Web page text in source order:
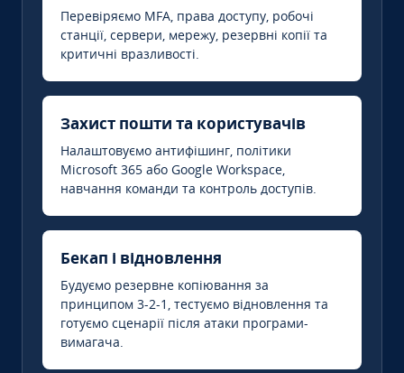
Перевіряємо MFA, права доступу, робочі
станції, сервери, мережу, резервні копії та
критичні вразливості.
Захист пошти та користувачів
Налаштовуємо антифішинг, політики
Microsoft 365 або Google Workspace,
навчання команди та контроль доступів.
Бекап і відновлення
Будуємо резервне копіювання за
принципом 3-2-1, тестуємо відновлення та
готуємо сценарії після атаки програми-
вимагача.